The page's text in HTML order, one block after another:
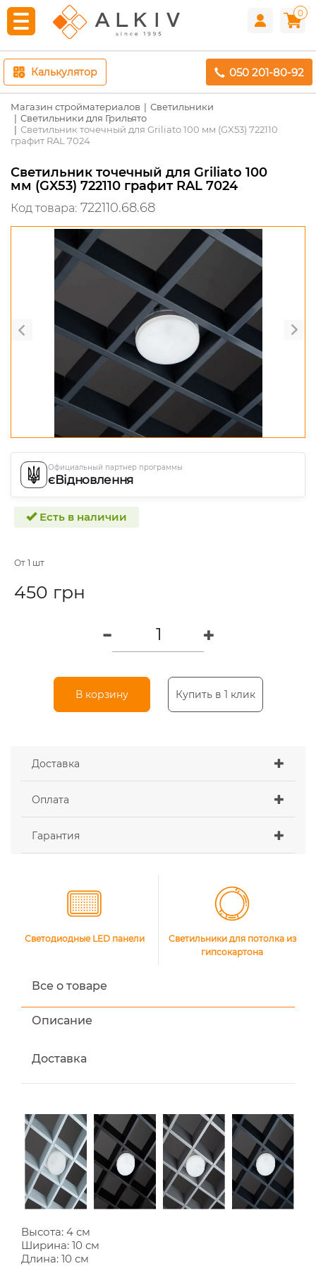
0
Калькулятор 050 201-80-92
Магазин стройматериалов
Светильники
Cветильники для Грильято
Светильник точечный для Griliato 100 мм (GX53) 722110
графит RAL 7024
Светильник точечный для Griliato 100
мм (GX53) 722110 графит RAL 7024
Код товара: 722110.68.68
Официальный партнер программы
єВідновлення
Есть в наличии
От 1 шт
450 грн
В корзину Купить в 1 клик
Доставка
Оплата
Гарантия
Светодиодные LED панели
Cветильники для потолка из
гипсокартона
Все о товаре
Описание
Доставка
Высота: 4 см
Ширина: 10 см
Длина: 10 см